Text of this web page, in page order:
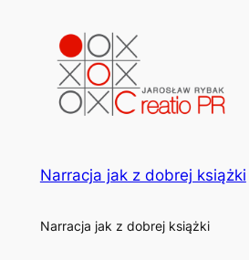
Narracja jak z dobrej książki
Narracja jak z dobrej książki